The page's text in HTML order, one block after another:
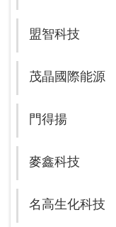
盟智科技
茂晶國際能源
門得揚
麥鑫科技
名高生化科技